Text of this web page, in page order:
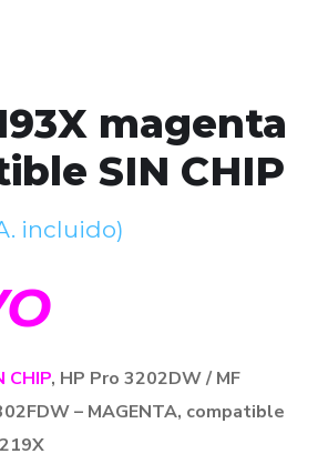
magenta
SIN CHIP
incluido)
CHIP, HP Pro 3202DW / MF
– MAGENTA, compatible